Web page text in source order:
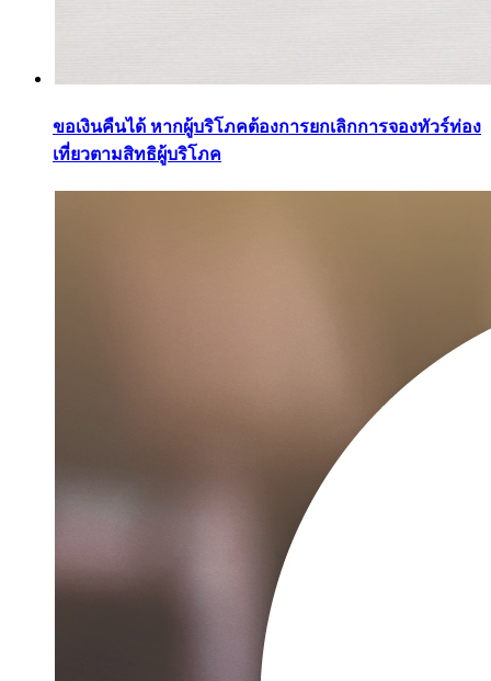
ขอเงินคืนได้ หากผู้บริโภคต้องการยกเลิกการจองทัวร์ท่อง
เที่ยวตามสิทธิผู้บริโภค